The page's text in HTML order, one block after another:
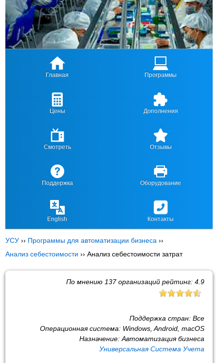
Главная Программы
Цены Дополнения
Смотреть Отзывы
Поддержка Оборудование
English Контакты
УСУ ›› Программы для автоматизации бизнеса ››
Анализ себестоимости ››Анализ себестоимости затрат
По мнению 137организаций рейтинг: 4.9
Поддержка стран: Все
Операционная система: Windows, Android, macOS
Назначение: Автоматизация бизнеса
Универсальная Система Учета